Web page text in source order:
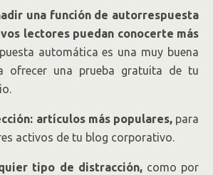
una función de autorrespuesta
lectores puedan conocerte más
automática es una muy buena
ofrecer una prueba gratuita de tu
artículos más populares,para
activos de tu blog corporativo.
tipo de distracción,como por